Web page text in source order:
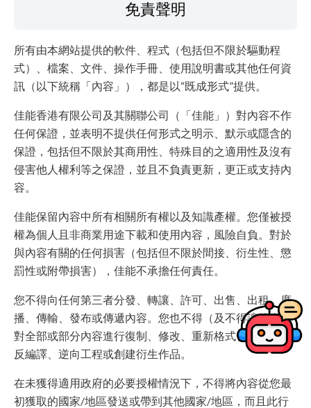
免責聲明
所有由本網站提供的軟件、程式（包括但不限於驅動程
式）、檔案、文件、操作手冊、使用說明書或其他任何資
訊（以下統稱「內容」），都是以“既成形式”提供。
佳能香港有限公司及其關聯公司（「佳能」）對內容不作
任何保證，並表明不提供任何形式之明示、默示或隱含的
保證，包括但不限於其商用性、特殊目的之適用性及沒有
侵害他人權利等之保證，並且不負責更新，更正或支持內
容。
佳能保留內容中所有相關所有權以及知識產權。您僅被授
權為個人且非商業用途下載和使用內容，風險自負。對於
與內容有關的任何損害（包括但不限於間接、衍生性、懲
罰性或附帶損害），佳能不承擔任何責任。
您不得向任何第三者分發、轉讓、許可、出售、出租、廣
播、傳輸、發布或傳遞內容。您也不得（及不得讓他人）
對全部或部分內容進行復制、修改、重新格式化、拆開、
反編譯、逆向工程或創建衍生作品。
在未獲得適用政府的必要授權情況下，不得將內容從您最
初獲取的國家/地區發送或帶到其他國家/地區，而且此行